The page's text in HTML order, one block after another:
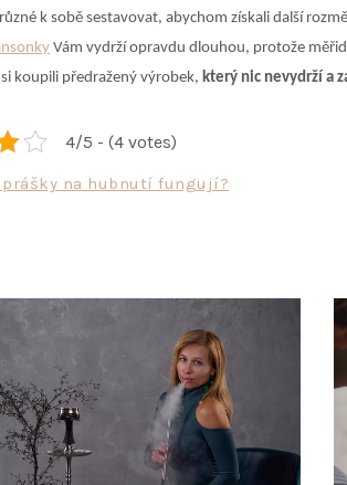
k sobě sestavovat, abychom získali další
Vám vydrží opravdu dlouhou, protože
koupili předražený výrobek, který nic nevydrží a
4/5 - (4 votes)
prášky na hubnutí fungují?